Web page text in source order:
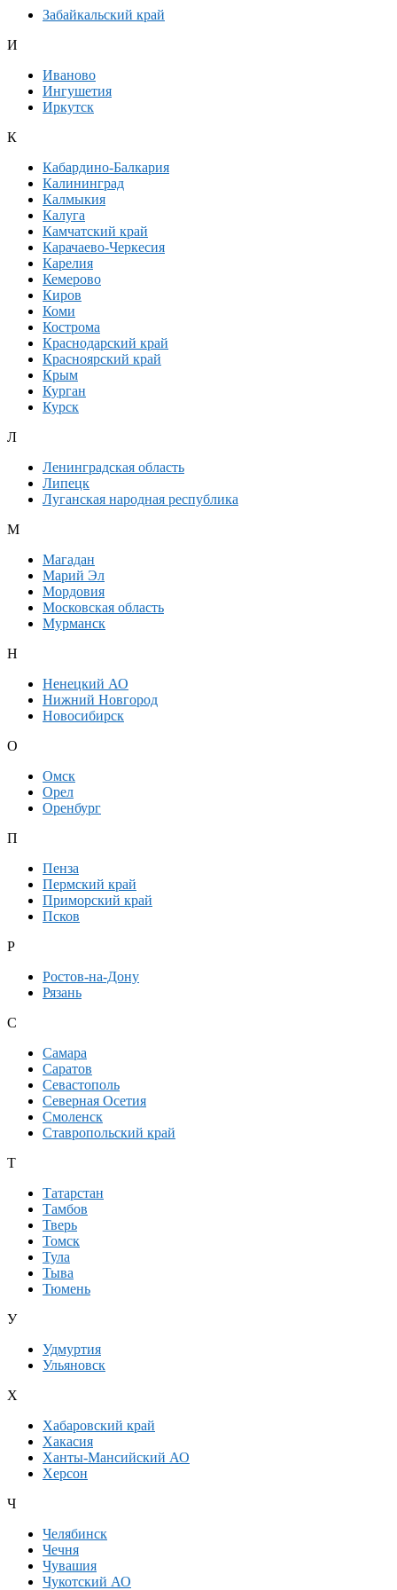
Забайкальский край
И
Иваново
Ингушетия
Иркутск
К
Кабардино-Балкария
Калининград
Калмыкия
Калуга
Камчатский край
Карачаево-Черкесия
Карелия
Кемерово
Киров
Коми
Кострома
Краснодарский край
Красноярский край
Крым
Курган
Курск
Л
Ленинградская область
Липецк
Луганская народная республика
М
Магадан
Марий Эл
Мордовия
Московская область
Мурманск
Н
Ненецкий АО
Нижний Новгород
Новосибирск
О
Омск
Орел
Оренбург
П
Пенза
Пермский край
Приморский край
Псков
Р
Ростов-на-Дону
Рязань
С
Самара
Саратов
Севастополь
Северная Осетия
Смоленск
Ставропольский край
Т
Татарстан
Тамбов
Тверь
Томск
Тула
Тыва
Тюмень
У
Удмуртия
Ульяновск
Х
Хабаровский край
Хакасия
Ханты-Мансийский АО
Херсон
Ч
Челябинск
Чечня
Чувашия
Чукотский АО